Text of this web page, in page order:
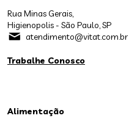
Rua Minas Gerais,
Higienopolis - São Paulo, SP
atendimento@vitat.com.br
Trabalhe Conosco
Alimentação